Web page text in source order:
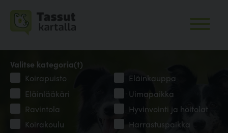
Valitse kategoria(t)
Koirapuisto
Eläinkauppa
Eläinlääkäri
Uimapaikka
Ravintola
Hyvinvointi ja hoitolat
Koirakoulu
Harrastuspaikka